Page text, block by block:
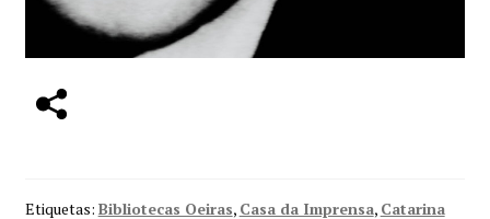
Etiquetas: Bibliotecas Oeiras, Casa da Imprensa, Catarina